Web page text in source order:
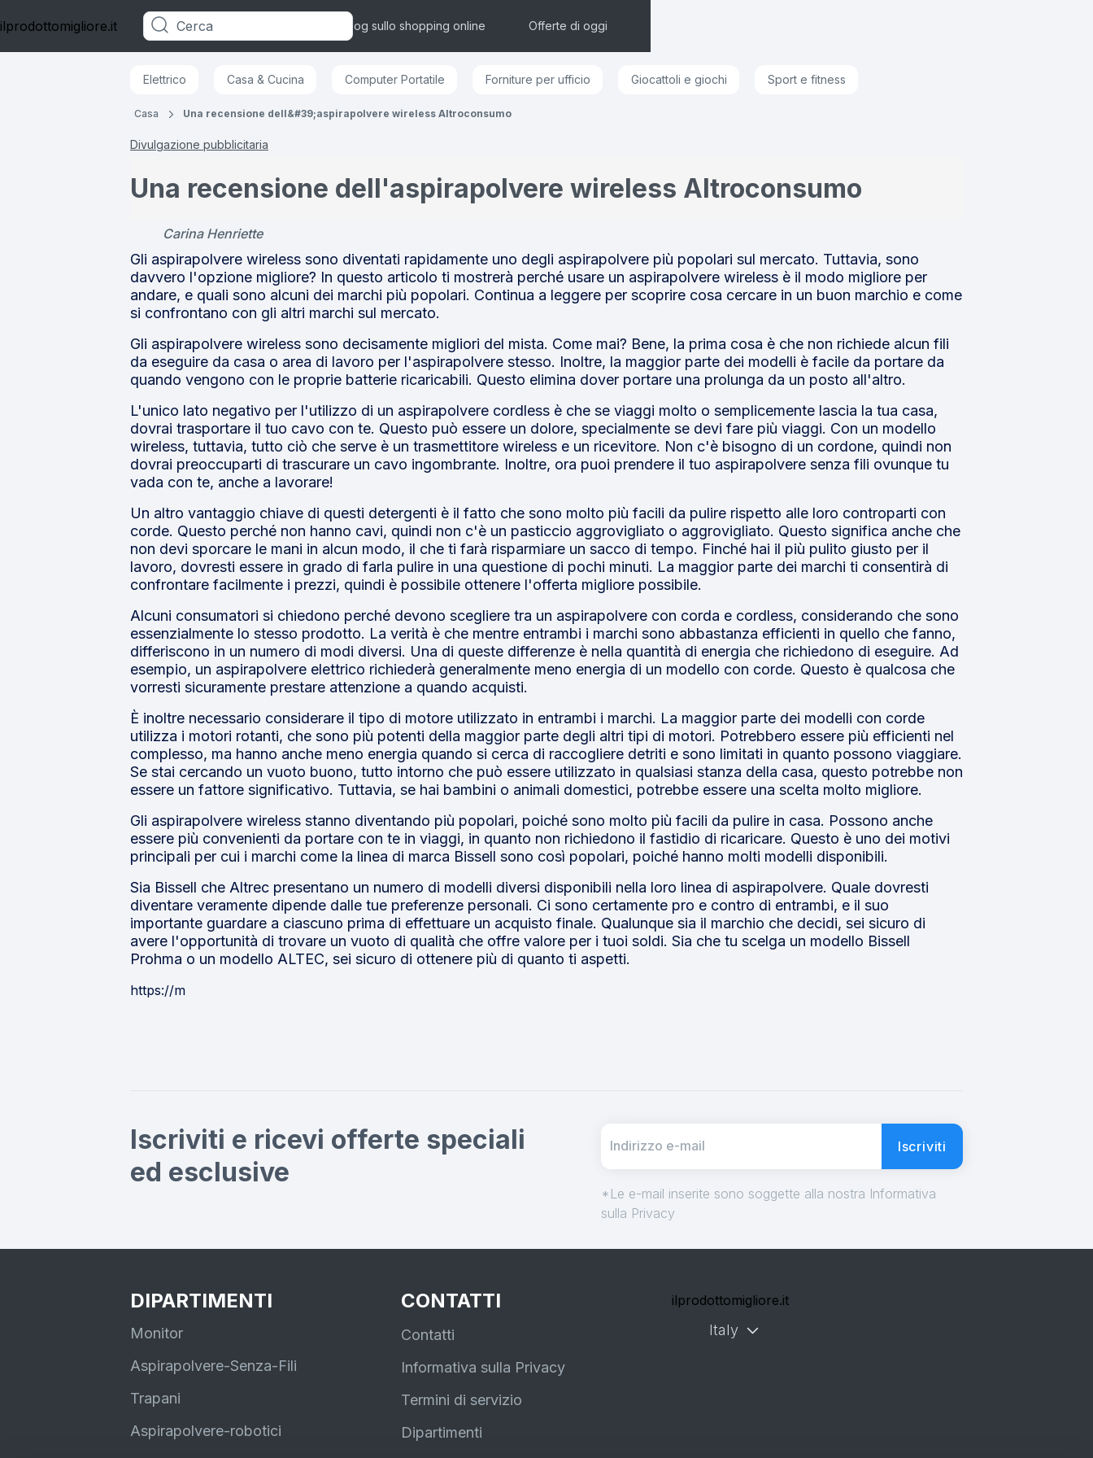
ilprodottomigliore.it Blog sullo shopping online Offerte di oggi
Elettrico Casa & Cucina Computer Portatile Forniture per ufficio Giocattoli e giochi Sport e fitness
Casa Una recensione dell&#39;aspirapolvere wireless Altroconsumo
Divulgazione pubblicitaria
Una recensione dell'aspirapolvere wireless Altroconsumo
Carina Henriette
Gli aspirapolvere wireless sono diventati rapidamente uno degli aspirapolvere più popolari sul mercato. Tuttavia, sono
davvero l'opzione migliore? In questo articolo ti mostrerà perché usare un aspirapolvere wireless è il modo migliore per
andare, e quali sono alcuni dei marchi più popolari. Continua a leggere per scoprire cosa cercare in un buon marchio e come
si confrontano con gli altri marchi sul mercato.
Gli aspirapolvere wireless sono decisamente migliori del mista. Come mai? Bene, la prima cosa è che non richiede alcun fili
da eseguire da casa o area di lavoro per l'aspirapolvere stesso. Inoltre, la maggior parte dei modelli è facile da portare da
quando vengono con le proprie batterie ricaricabili. Questo elimina dover portare una prolunga da un posto all'altro.
L'unico lato negativo per l'utilizzo di un aspirapolvere cordless è che se viaggi molto o semplicemente lascia la tua casa,
dovrai trasportare il tuo cavo con te. Questo può essere un dolore, specialmente se devi fare più viaggi. Con un modello
wireless, tuttavia, tutto ciò che serve è un trasmettitore wireless e un ricevitore. Non c'è bisogno di un cordone, quindi non
dovrai preoccuparti di trascurare un cavo ingombrante. Inoltre, ora puoi prendere il tuo aspirapolvere senza fili ovunque tu
vada con te, anche a lavorare!
Un altro vantaggio chiave di questi detergenti è il fatto che sono molto più facili da pulire rispetto alle loro controparti con
corde. Questo perché non hanno cavi, quindi non c'è un pasticcio aggrovigliato o aggrovigliato. Questo significa anche che
non devi sporcare le mani in alcun modo, il che ti farà risparmiare un sacco di tempo. Finché hai il più pulito giusto per il
lavoro, dovresti essere in grado di farla pulire in una questione di pochi minuti. La maggior parte dei marchi ti consentirà di
confrontare facilmente i prezzi, quindi è possibile ottenere l'offerta migliore possibile.
Alcuni consumatori si chiedono perché devono scegliere tra un aspirapolvere con corda e cordless, considerando che sono
essenzialmente lo stesso prodotto. La verità è che mentre entrambi i marchi sono abbastanza efficienti in quello che fanno,
differiscono in un numero di modi diversi. Una di queste differenze è nella quantità di energia che richiedono di eseguire. Ad
esempio, un aspirapolvere elettrico richiederà generalmente meno energia di un modello con corde. Questo è qualcosa che
vorresti sicuramente prestare attenzione a quando acquisti.
È inoltre necessario considerare il tipo di motore utilizzato in entrambi i marchi. La maggior parte dei modelli con corde
utilizza i motori rotanti, che sono più potenti della maggior parte degli altri tipi di motori. Potrebbero essere più efficienti nel
complesso, ma hanno anche meno energia quando si cerca di raccogliere detriti e sono limitati in quanto possono viaggiare.
Se stai cercando un vuoto buono, tutto intorno che può essere utilizzato in qualsiasi stanza della casa, questo potrebbe non
essere un fattore significativo. Tuttavia, se hai bambini o animali domestici, potrebbe essere una scelta molto migliore.
Gli aspirapolvere wireless stanno diventando più popolari, poiché sono molto più facili da pulire in casa. Possono anche
essere più convenienti da portare con te in viaggi, in quanto non richiedono il fastidio di ricaricare. Questo è uno dei motivi
principali per cui i marchi come la linea di marca Bissell sono così popolari, poiché hanno molti modelli disponibili.
Sia Bissell che Altrec presentano un numero di modelli diversi disponibili nella loro linea di aspirapolvere. Quale dovresti
diventare veramente dipende dalle tue preferenze personali. Ci sono certamente pro e contro di entrambi, e il suo
importante guardare a ciascuno prima di effettuare un acquisto finale. Qualunque sia il marchio che decidi, sei sicuro di
avere l'opportunità di trovare un vuoto di qualità che offre valore per i tuoi soldi. Sia che tu scelga un modello Bissell
Prohma o un modello ALTEC, sei sicuro di ottenere più di quanto ti aspetti.
https://m
Iscriviti e ricevi offerte speciali
ed esclusive
Iscriviti
*Le e-mail inserite sono soggette alla nostra Informativa
sulla Privacy
DIPARTIMENTI
Monitor
Aspirapolvere-Senza-Fili
Trapani
Aspirapolvere-robotici
CONTATTI
Contatti
Informativa sulla Privacy
Termini di servizio
Dipartimenti
ilprodottomigliore.it
Italy